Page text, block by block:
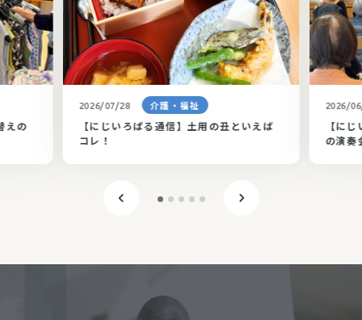
えの
2026/07/28 介護・福祉
【にじいろぱる通信】土用の丑といえば
コレ！
2026/
【に
の演奏